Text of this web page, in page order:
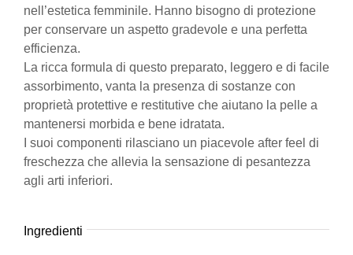
nell’estetica femminile. Hanno bisogno di protezione
per conservare un aspetto gradevole e una perfetta
efficienza.
La ricca formula di questo preparato, leggero e di facile
assorbimento, vanta la presenza di sostanze con
proprietà protettive e restitutive che aiutano la pelle a
mantenersi morbida e bene idratata.
I suoi componenti rilasciano un piacevole after feel di
freschezza che allevia la sensazione di pesantezza
agli arti inferiori.
Ingredienti